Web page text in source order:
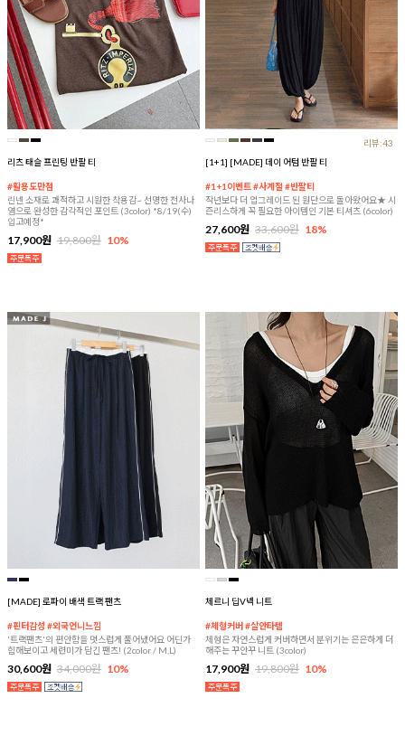
리츠 태슬 프린팅 반팔 티
#활용도만점
린넨 소재로 쾌적하고 시원한 착용감~ 선명한 전사나
염으로 완성한 감각적인 포인트 (3color) *8/19(수)
입고예정*
17,900원 19,800원 10%
리뷰:43
[1+1] [MADE] 데이 어텀 반팔 티
#1+1이벤트 #사계절 #반팔티
작년보다 더 업그레이드 된 원단으로 돌아왔어요★ 시
즌리스하게 꼭 필요한 아이템인 기본 티셔츠 (6color)
27,600원 33,600원 18%
[MADE] 로파이 배색 트랙 팬츠
#핀터감성 #외국언니느낌
'트랙팬츠'의 편안함을 멋스럽게 풀어냈어요 어딘가
힙해보이고 세련미가 담긴 팬츠! (2color / M,L)
30,600원 34,000원 10%
체르니 딥V넥 니트
#체형커버 #살안타템
체형은 자연스럽게 커버하면서 분위기는 은은하게 더
해주는 꾸안꾸 니트 (3color)
17,900원 19,800원 10%